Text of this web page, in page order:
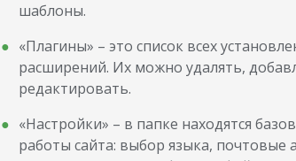
шаблоны.
«Плагины» – это список всех
расширений. Их можно удалять,
редактировать.
«Настройки» – в папке находятся
работы сайта: выбор языка, почтовые